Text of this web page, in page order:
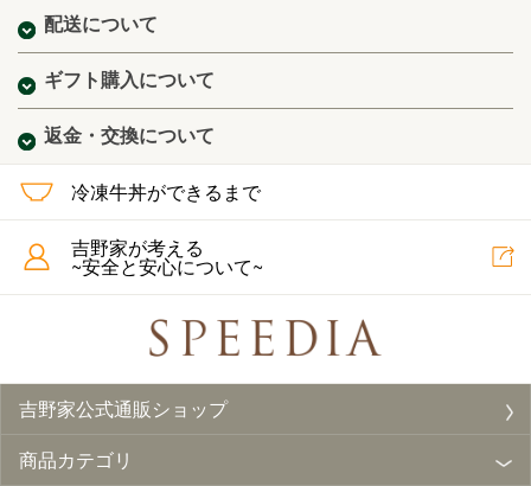
配送について
ギフト購入について
返金・交換について
冷凍牛丼ができるまで
吉野家が考える
~安全と安心について~
吉野家公式通販ショップ
商品カテゴリ